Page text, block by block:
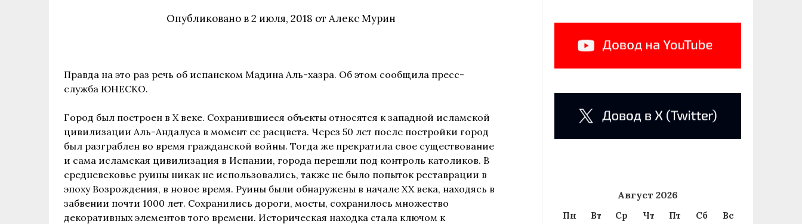
Опубликовано в2 июля, 2018 отАлекс Мурин
Правда на это раз речь об испанском Мадина Аль-хазра. Об этом сообщила пресс-
служба ЮНЕСКО.
Город был построен в X веке. Сохранившиеся объекты относятся к западной исламской
цивилизации Аль-Андалуса в момент ее расцвета. Через 50 лет после постройки город
был разграблен во время гражданской войны. Тогда же прекратила свое существование
и сама исламская цивилизация в Испании, города перешли под контроль католиков. В
средневековье руины никак не использовались, также не было попыток реставрации в
эпоху Возрождения, в новое время. Руины были обнаружены в начале XX века, находясь в
забвении почти 1000 лет. Сохранились дороги, мосты, сохранилось множество
декоративных элементов того времени. Историческая находка стала ключом к
Август 2026
Пн Вт Ср Чт Пт Сб
Вс